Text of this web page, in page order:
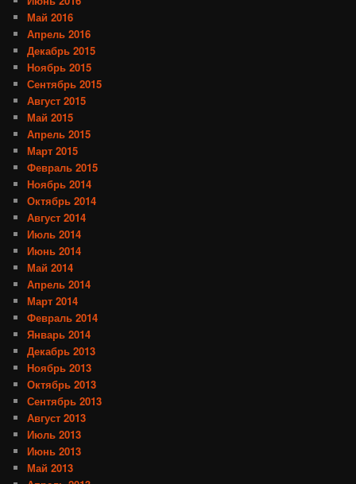
Май 2016
Апрель 2016
Декабрь 2015
Ноябрь 2015
Сентябрь 2015
Август 2015
Май 2015
Апрель 2015
Март 2015
Февраль 2015
Ноябрь 2014
Октябрь 2014
Август 2014
Июль 2014
Июнь 2014
Май 2014
Апрель 2014
Март 2014
Февраль 2014
Январь 2014
Декабрь 2013
Ноябрь 2013
Октябрь 2013
Сентябрь 2013
Август 2013
Июль 2013
Июнь 2013
Май 2013